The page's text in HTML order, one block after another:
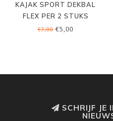
KAJAK SPORT DEKBAL
FLEX PER 2 STUKS
€7,00 €5,00
SCHRIJF JE